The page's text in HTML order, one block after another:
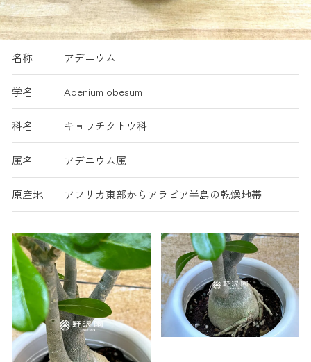
名称 アデニウム
学名 Adenium obesum
科名 キョウチクトウ科
属名 アデニウム属
原産地 アフリカ東部からアラビア半島の乾燥地帯